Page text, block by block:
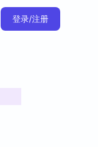
登录/注册